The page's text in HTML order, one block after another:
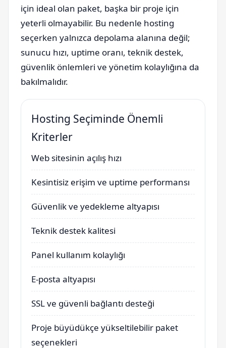
için ideal olan paket, başka bir proje için
yeterli olmayabilir. Bu nedenle hosting
seçerken yalnızca depolama alanına değil;
sunucu hızı, uptime oranı, teknik destek,
güvenlik önlemleri ve yönetim kolaylığına da
bakılmalıdır.
Hosting Seçiminde Önemli
Kriterler
Web sitesinin açılış hızı
Kesintisiz erişim ve uptime performansı
Güvenlik ve yedekleme altyapısı
Teknik destek kalitesi
Panel kullanım kolaylığı
E-posta altyapısı
SSL ve güvenli bağlantı desteği
Proje büyüdükçe yükseltilebilir paket
seçenekleri